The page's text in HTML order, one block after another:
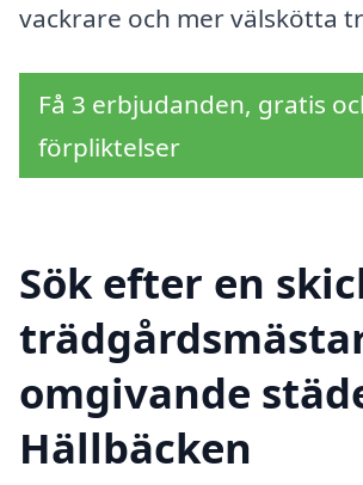
vackrare och mer välskötta
Få 3 erbjudanden, gratis
förpliktelser
Sök efter en
omgivande
Hällbäcken